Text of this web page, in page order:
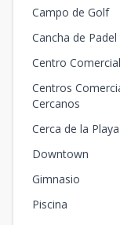
Campo de Golf
Cancha de Padel
Centro
Centros
Cercanos
Cerca de la Playa
Downtown
Gimnasio
Piscina